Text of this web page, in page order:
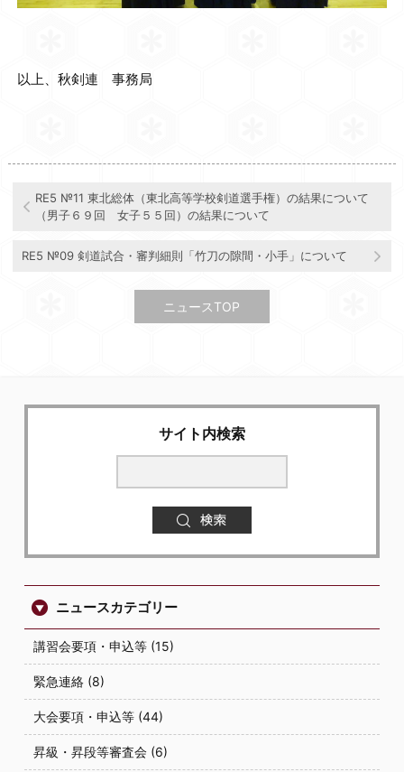
以上、秋剣連 事務局
RE5 №11 東北総体（東北高等学校剣道選手権）の結果について
（男子６９回 女子５５回）の結果について
RE5 №09 剣道試合・審判細則「竹刀の隙間・小手」について
ニュースTOP
サイト内検索
ニュースカテゴリー
講習会要項・申込等 (15)
緊急連絡 (8)
大会要項・申込等 (44)
昇級・昇段等審査会 (6)